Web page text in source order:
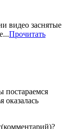
видео заснятые
Прочитать
постараемся
оказалась